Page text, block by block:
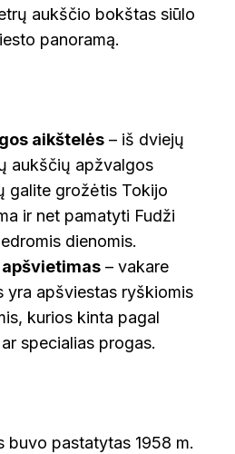
aukščio bokštas siūlo
panoramą.
aikštelės – iš dviejų
aukščių apžvalgos
galite grožėtis Tokijo
ir net pamatyti Fudži
dienomis.
apšvietimas – vakare
yra apšviestas ryškiomis
kurios kinta pagal
specialias progas.
buvo pastatytas 1958 m.